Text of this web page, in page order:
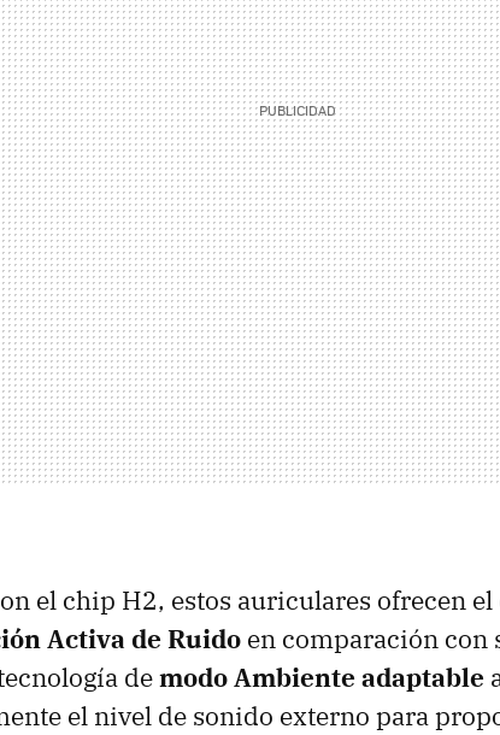
el chip H2, estos auriculares ofrecen
Activa de Ruido en comparación con
demodo Ambiente adaptable
el nivel de sonido externo para